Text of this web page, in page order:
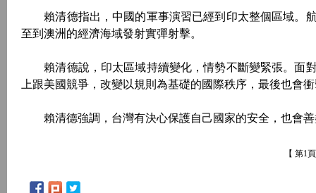
賴清德指出，中國的軍事演習已經到印太整個區域。
至到澳洲的經濟海域發射實彈射擊。
賴清德說，印太區域持續變化，情勢不斷變緊張。面
上跟美國競爭，改變以規則為基礎的國際秩序，最後也會
賴清德強調，台灣有決心保護自己國家的安全，也會
【 第1